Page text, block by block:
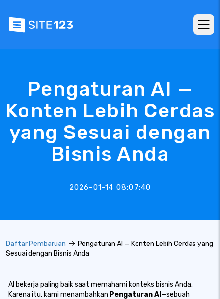
Pengaturan AI —
Konten Lebih Cerdas
yang Sesuai dengan
Bisnis Anda
2026-01-14 08:07:40
Daftar Pembaruan
Pengaturan AI — Konten Lebih Cerdas yang
Sesuai dengan Bisnis Anda
AI bekerja paling baik saat memahami konteks bisnis Anda.
Karena itu, kami menambahkan Pengaturan AI —sebuah